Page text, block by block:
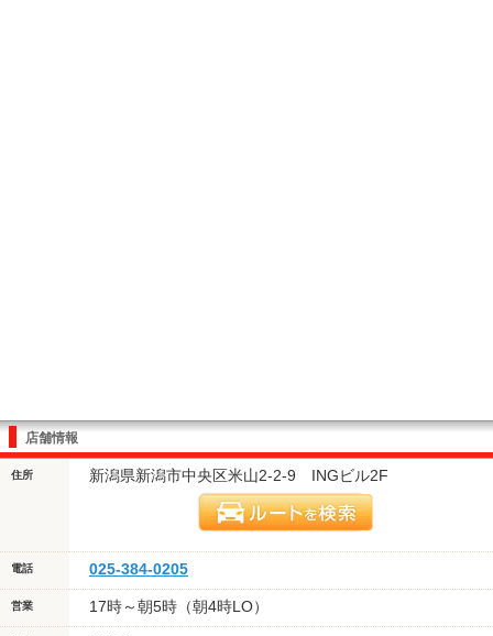
店舗情報
住所 新潟県新潟市中央区米山2-2-9 INGビル2F
電話 025-384-0205
営業 17時～朝5時（朝4時LO）